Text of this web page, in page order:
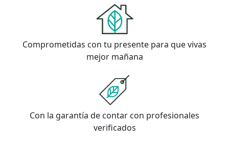
Comprometidas con tu presente para que vivas
mejor mañana
Con la garantía de contar con profesionales
verificados